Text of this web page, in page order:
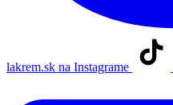
lakrem.sk na Instagrame